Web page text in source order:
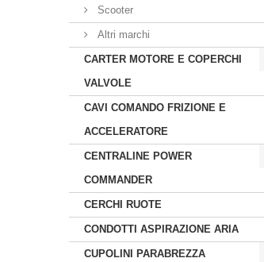
Scooter
Altri marchi
CARTER MOTORE E COPERCHI
VALVOLE
CAVI COMANDO FRIZIONE E
ACCELERATORE
CENTRALINE POWER
COMMANDER
CERCHI RUOTE
CONDOTTI ASPIRAZIONE ARIA
CUPOLINI PARABREZZA